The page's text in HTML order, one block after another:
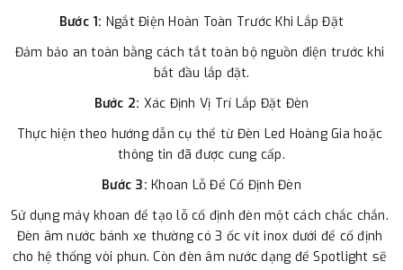
Bước 1: Ngắt Điện Hoàn Toàn Trước Khi Lắp Đặt
Đảm bảo an toàn bằng cách tắt toàn bộ nguồn điện trước khi
bắt đầu lắp đặt.
Bước 2: Xác Định Vị Trí Lắp Đặt Đèn
Thực hiện theo hướng dẫn cụ thể từ Đèn Led Hoàng Gia hoặc
thông tin đã được cung cấp.
Bước 3: Khoan Lỗ Để Cố Định Đèn
Sử dụng máy khoan để tạo lỗ cố định đèn một cách chắc chắn.
Đèn âm nước bánh xe thường có 3 ốc vít inox dưới để cố định
cho hệ thống vòi phun. Còn đèn âm nước dạng đế Spotlight sẽ